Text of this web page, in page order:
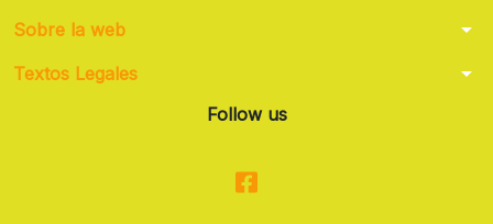
Sobre la web arrow_drop_down
Textos Legales arrow_drop_down
Follow us